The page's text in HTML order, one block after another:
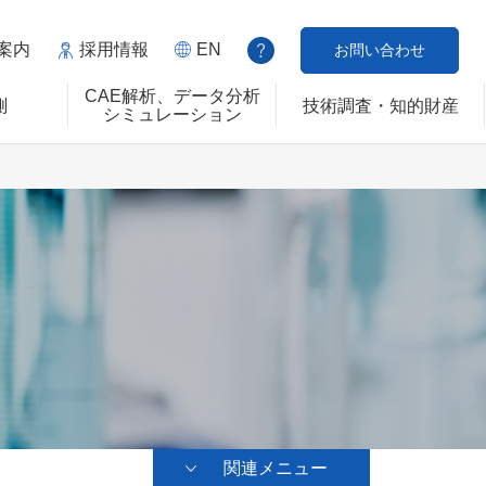
CAE解析、データ分析
シミュレーション
技術調査・知的財産
内 採用情報 EN お問い合わせ
関連メニュー